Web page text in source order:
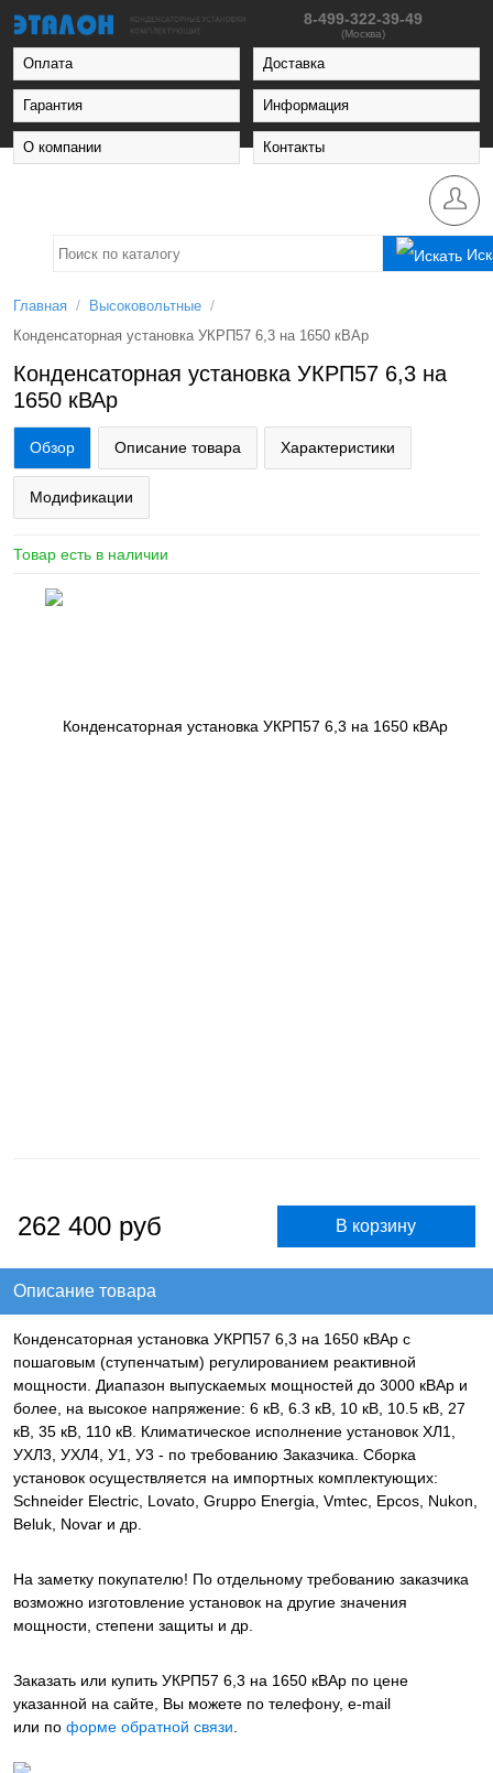
8-499-322-39-49
(Москва)
Оплата Доставка
Гарантия Информация
О компании Контакты
Главная / Высоковольтные /
Конденсаторная установка УКРП57 6,3 на 1650 кВАр
Конденсаторная установка УКРП57 6,3 на
1650 кВАр
Обзор Описание товара Характеристики
Модификации
Товар есть в наличии
262 400 руб
Описание товара
Конденсаторная установка УКРП57 6,3 на 1650 кВАр с
пошаговым (ступенчатым) регулированием реактивной
мощности. Диапазон выпускаемых мощностей до 3000 кВАр и
более, на высокое напряжение: 6 кВ, 6.3 кВ, 10 кВ, 10.5 кВ, 27
кВ, 35 кВ, 110 кВ. Климатическое исполнение установок ХЛ1,
УХЛ3, УХЛ4, У1, У3 - по требованию Заказчика. Сборка
установок осуществляется на импортных комплектующих:
Schneider Electric, Lovato, Gruppo Energia, Vmtec, Epcos, Nukon,
Beluk, Novar и др.
На заметку покупателю! По отдельному требованию заказчика
возможно изготовление установок на другие значения
мощности, степени защиты и др.
Заказать или купить УКРП57 6,3 на 1650 кВАр по цене
указанной на сайте, Вы можете по телефону, e-mail
или по форме обратной связи.